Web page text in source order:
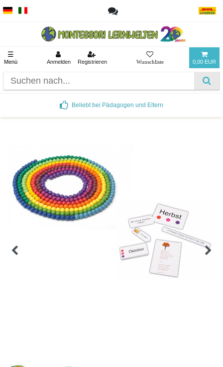
☰
Menü Anmelden Registrieren 0,00 EUR
Beliebt bei Pädagogen und Eltern